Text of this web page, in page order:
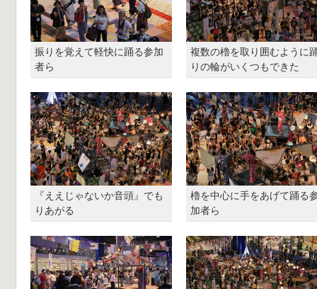
振りを覚えて軽快に踊る参加
者ら
複数の櫓を取り囲むように
りの輪がいくつもできた
『ええじゃないか音頭』でも
りあがる
櫓を中心に手をあげて踊る
加者ら